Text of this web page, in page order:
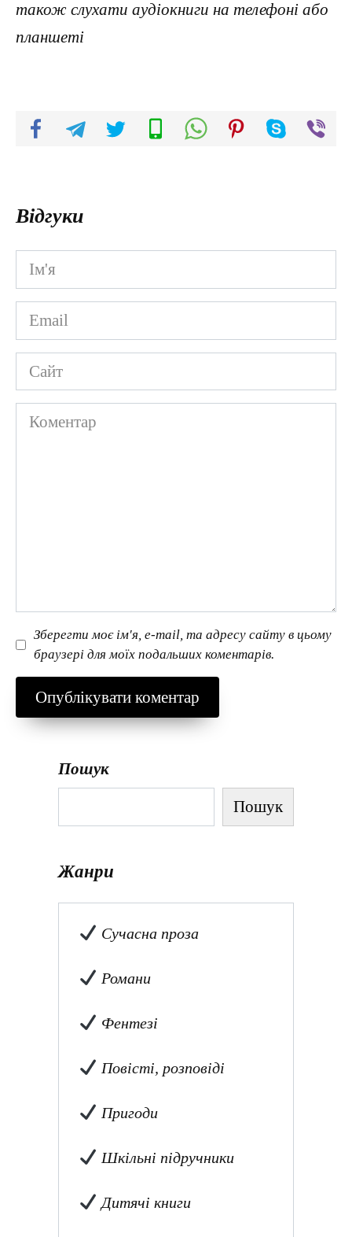
також слухати аудіокниги на телефоні або
планшеті
Відгуки
Ім'я
*
Email
*
Сайт
Коментар
Зберегти моє ім'я, e-mail, та адресу сайту в цьому
браузері для моїх подальших коментарів.
Пошук
Пошук
Жанри
Сучасна проза
Романи
Фентезі
Повісті, розповіді
Пригоди
Шкільні підручники
Дитячі книги